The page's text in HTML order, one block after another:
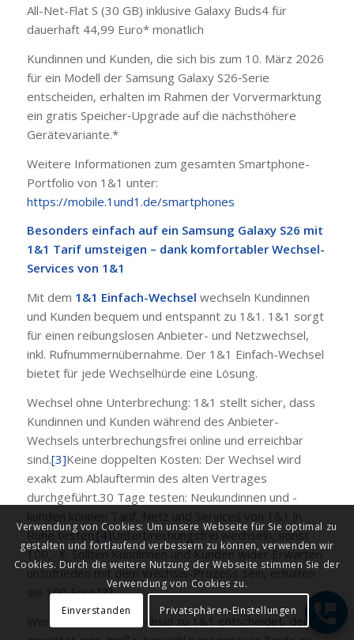
All-Net-Flat S (30 GB) inklusive Galaxy Buds4 für
dauerhaft 44,99 Euro* monatlich
Kundinnen und Kunden, die sich bis zum 10. März 2026
für ein Modell der Samsung Galaxy S26‑Serie
entscheiden, erhalten im Rahmen der Vorvermarktung
ein gratis Speicher‑Upgrade auf die nächsthöhere
Gerätevariante.*
Weitere Informationen zum gesamten Smartphone-
Portfolio von 1&1 unter:
https://mobile.1und1.de/smartphones
Besonders einfach auf ein Samsung Galaxy S26 mit
1&1 Tarif umsteigen – dank komfortabler Wechsel-
Services von 1&1
Mit dem 1&1 Einfach-Wechsel wechseln Kundinnen
und Kunden bequem und entspannt zu 1&1. 1&1 sorgt
für einen reibungslosen Anbieter- und Netzwechsel,
inkl. Rufnummernübernahme. Der 1&1 Einfach-Wechsel
bietet für jede Wechselhürde eine Lösung.
Wechsel ohne Unterbrechung: 1&1 stellt sicher, dass
Kundinnen und Kunden während des Anbieter-
Wechsels unterbrechungsfrei online und erreichbar
sind.[3]Keine doppelten Kosten: Der Wechsel wird
exakt zum Ablauftermin des alten Vertrages
durchgeführt.30 Tage testen: Neukundinnen und -
Ruhe testen.[4]Unterbrechungsfrei wechseln, sonst
100,- €: Sollten Kundinnen und Kunden wider Erwarten
unzufrieden mit dem Wechsel-Prozess sein, erhalten
sie 100 Euro.[3]
Wer sich für einen Wechsel zu 1&1 entscheidet, den
Verwendung von Cookies: Um unsere Webseite für Sie optimal zu
gestalten und fortlaufend verbessern zu können, verwenden wir
Cookies. Durch die weitere Nutzung der Webseite stimmen Sie der
Verwendung von Cookies zu.
Einverstanden
Privatsphären-Einstellungen